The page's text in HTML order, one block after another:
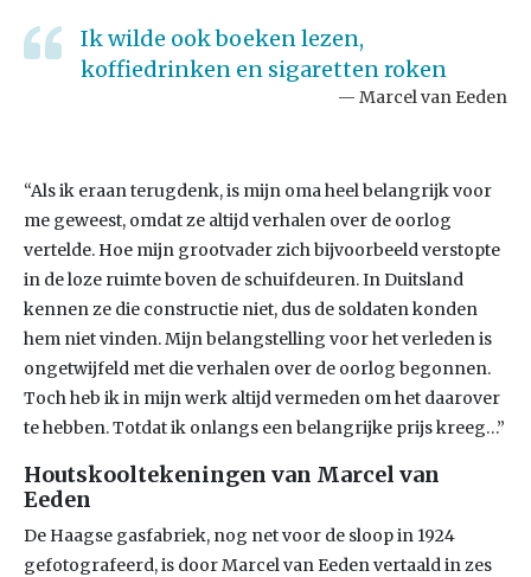
Ik wilde ook boeken lezen,
koffiedrinken en sigaretten roken
Marcel van Eeden
“Als ik eraan terugdenk, is mijn oma heel belangrijk voor
me geweest, omdat ze altijd verhalen over de oorlog
vertelde. Hoe mijn grootvader zich bijvoorbeeld verstopte
in de loze ruimte boven de schuifdeuren. In Duitsland
kennen ze die constructie niet, dus de soldaten konden
hem niet vinden. Mijn belangstelling voor het verleden is
ongetwijfeld met die verhalen over de oorlog begonnen.
Toch heb ik in mijn werk altijd vermeden om het daarover
te hebben. Totdat ik onlangs een belangrijke prijs kreeg…”
Houtskooltekeningen van Marcel van
Eeden
De Haagse gasfabriek, nog net voor de sloop in 1924
gefotografeerd, is door Marcel van Eeden vertaald in zes